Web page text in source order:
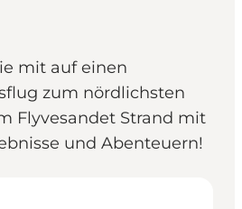
mit auf einen
zum nördlichsten
Flyvesandet Strand mit
und Abenteuern!